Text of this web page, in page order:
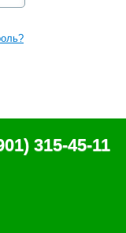
315-45-11